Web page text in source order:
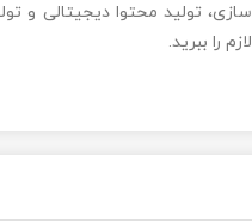
سازی، تولید محتوا دیجیتالی و
لازم را ببرید.